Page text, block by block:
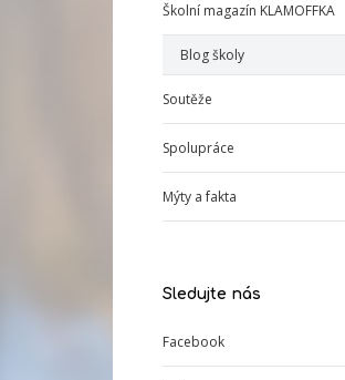
Školní magazín KLAMOFFKA
Blog školy
Soutěže
Spolupráce
Mýty a fakta
Sledujte nás
Facebook